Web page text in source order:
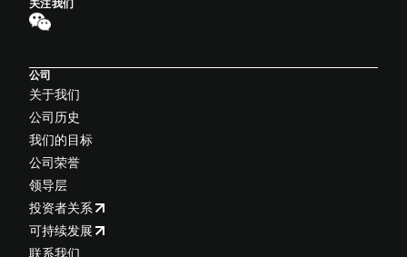
关注我们
公司
关于我们
公司历史
我们的目标
公司荣誉
领导层
投资者关系
可持续发展
联系我们